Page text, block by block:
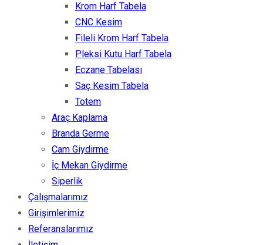
Krom Harf Tabela
CNC Kesim
Fileli Krom Harf Tabela
Pleksi Kutu Harf Tabela
Eczane Tabelası
Saç Kesim Tabela
Totem
Araç Kaplama
Branda Germe
Cam Giydirme
İç Mekan Giydirme
Siperlik
Çalışmalarımız
Girişimlerimiz
Referanslarımız